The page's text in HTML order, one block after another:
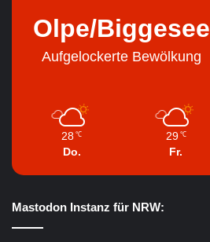
Olpe/Biggesee
Aufgelockerte Bewölkung
28 ℃
Do.
29 ℃
Fr.
Mastodon Instanz für NRW: